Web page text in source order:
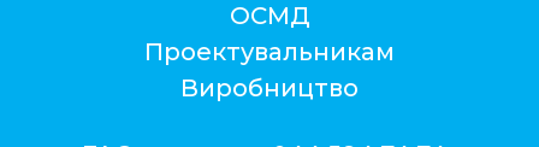
ОСМД
Проектувальникам
Виробництво